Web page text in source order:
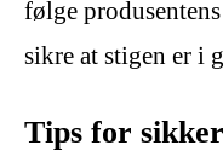
følge
sikre at stigen er i
Tips for